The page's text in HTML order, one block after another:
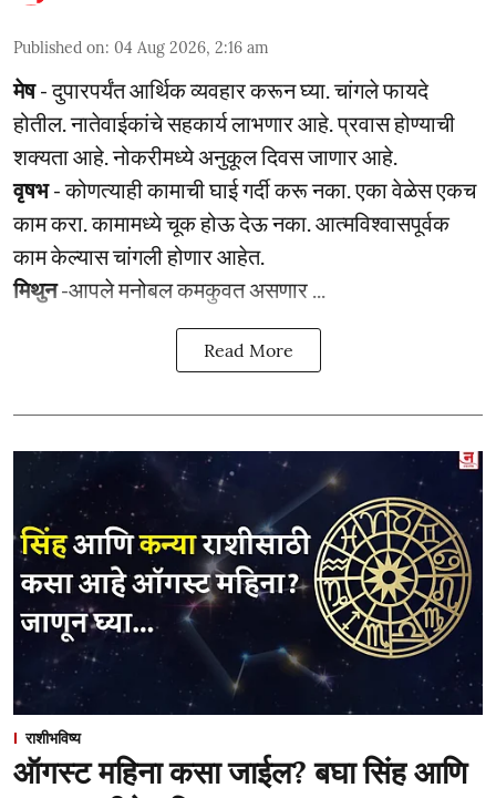
Published on: 04 Aug 2026, 2:16 am
मेष- दुपारपर्यंत आर्थिक व्यवहार करून घ्या. चांगले फायदे
होतील. नातेवाईकांचे सहकार्य लाभणार आहे. प्रवास होण्याची
शक्यता आहे. नोकरीमध्ये अनुकूल दिवस जाणार आहे.
वृषभ- कोणत्याही कामाची घाई गर्दी करू नका. एका वेळेस एकच
काम करा. कामामध्ये चूक होऊ देऊ नका. आत्मविश्‍वासपूर्वक
काम केल्यास चांगली होणार आहेत.
मिथुन-आपले मनोबल कमकुवत असणार ...
Read More
राशीभविष्य
ऑगस्ट महिना कसा जाईल? बघा सिंह आणि